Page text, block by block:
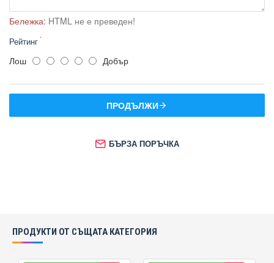
Бележка: HTML не е преведен!
Рейтинг
Лош Добър
ПРОДЪЛЖИ
БЪРЗА ПОРЪЧКА
ПРОДУКТИ ОТ СЪЩАТА КАТЕГОРИЯ